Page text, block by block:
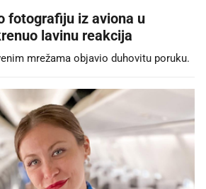
fotografiju iz aviona u
lavinu reakcija
mrežama objavio duhovitu poruku.